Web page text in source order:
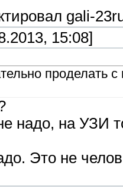
gali-
15:08]
проделать
надо, на УЗИ
Это не